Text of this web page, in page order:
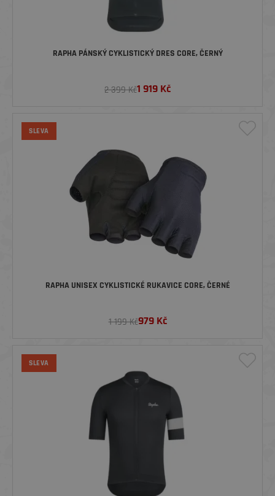
RAPHA PÁNSKÝ CYKLISTICKÝ DRES CORE, ČERNÝ
2 399 Kč1 919 Kč
SLEVA
RAPHA UNISEX CYKLISTICKÉ RUKAVICE CORE, ČERNÉ
1 199 Kč979Kč
SLEVA